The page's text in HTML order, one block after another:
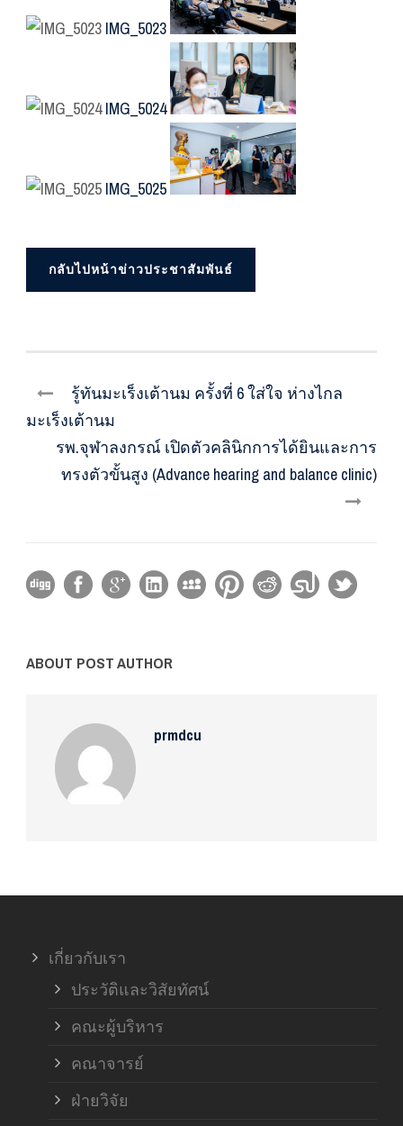
IMG_5023
IMG_5024
IMG_5025
กลับไปหน้าข่าวประชาสัมพันธ์
รู้ทันมะเร็งเต้านม ครั้งที่ 6 ใส่ใจ ห่างไกล
มะเร็งเต้านม
รพ.จุฬาลงกรณ์ เปิดตัวคลินิกการได้ยินและการ
ทรงตัวขั้นสูง (Advance hearing and balance clinic)
ABOUT POST AUTHOR
prmdcu
เกี่ยวกับเรา
ประวัติและวิสัยทัศน์
คณะผู้บริหาร
คณาจารย์
ฝ่ายวิจัย